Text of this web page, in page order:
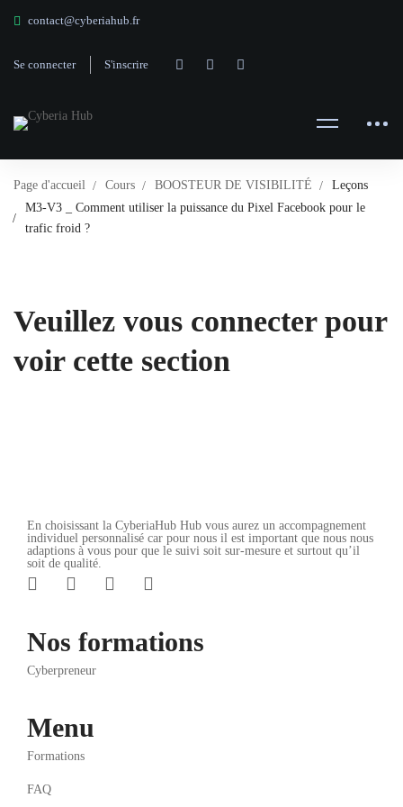
contact@cyberiahub.fr
Se connecter S'inscrire
Page d'accueil Cours BOOSTEUR DE VISIBILITÉ
Leçons
M3-V3 _ Comment utiliser la puissance du Pixel Facebook pour le
trafic froid ?
Veuillez vous connecter pour
voir cette section
En choisissant la CyberiaHub Hub vous aurez un accompagnement
individuel personnalisé car pour nous il est important que nous nous
adaptions à vous pour que le suivi soit sur-mesure et surtout qu’il
soit de qualité.
Nos formations
Cyberpreneur
Menu
Formations
FAQ